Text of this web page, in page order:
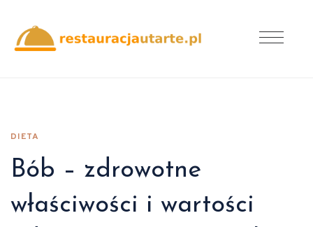
DIETA
Bób – zdrowotne
właściwości i wartości